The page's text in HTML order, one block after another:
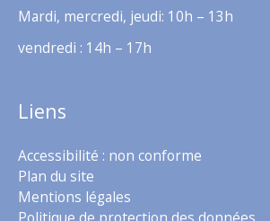
Mardi, mercredi, jeudi: 10h – 13h
vendredi : 14h – 17h
Liens
Accessibilité : non conforme
Plan du site
Mentions légales